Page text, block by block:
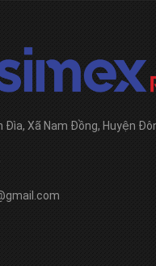
Đìa, Xã Nam Đồng, Huyện